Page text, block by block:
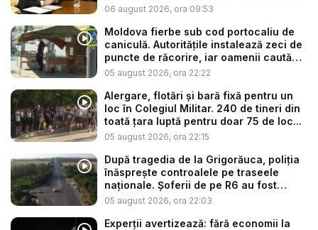
06 august 2026, ora 09:53
Moldova fierbe sub cod portocaliu de
caniculă. Autoritățile instalează zeci de
puncte de răcorire, iar oamenii caută
s...
05 august 2026, ora 22:22
Alergare, flotări și bară fixă pentru un
loc în Colegiul Militar. 240 de tineri din
toată țara luptă pentru doar 75 de loc...
05 august 2026, ora 22:15
După tragedia de la Grigorăuca, poliția
înăsprește controalele pe traseele
naționale. Șoferii de pe R6 au fost
opri...
05 august 2026, ora 22:03
Experții avertizează: fără economii la